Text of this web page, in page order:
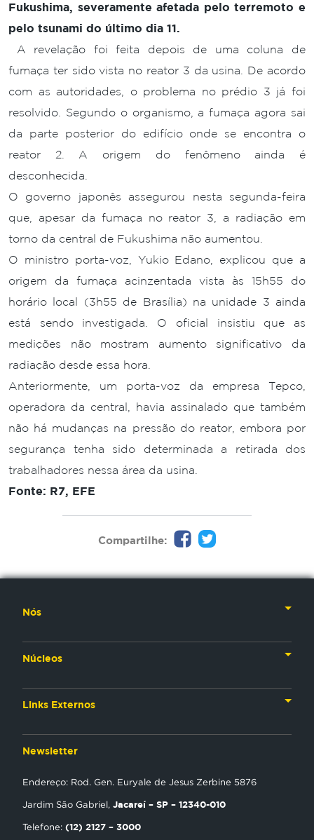
Fukushima, severamente afetada pelo terremoto e
pelo tsunami do último dia 11.
A revelação foi feita depois de uma coluna de
fumaça ter sido vista no reator 3 da usina. De acordo
com as autoridades, o problema no prédio 3 já foi
resolvido. Segundo o organismo, a fumaça agora sai
da parte posterior do edifício onde se encontra o
reator 2. A origem do fenômeno ainda é
desconhecida.
O governo japonês assegurou nesta segunda-feira
que, apesar da fumaça no reator 3, a radiação em
torno da central de Fukushima não aumentou.
O ministro porta-voz, Yukio Edano, explicou que a
origem da fumaça acinzentada vista às 15h55 do
horário local (3h55 de Brasília) na unidade 3 ainda
está sendo investigada. O oficial insistiu que as
medições não mostram aumento significativo da
radiação desde essa hora.
Anteriormente, um porta-voz da empresa Tepco,
operadora da central, havia assinalado que também
não há mudanças na pressão do reator, embora por
segurança tenha sido determinada a retirada dos
trabalhadores nessa área da usina.
Fonte: R7, EFE
Compartilhe:
Nós
Núcleos
Links Externos
Newsletter
Endereço: Rod. Gen. Euryale de Jesus Zerbine 5876
Jardim São Gabriel, Jacareí – SP – 12340-010
Telefone: (12) 2127 – 3000